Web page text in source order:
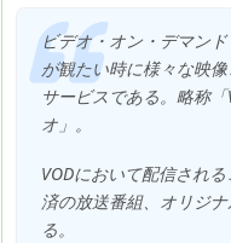
ビデオ・オン・デマン
が観たい時に様々な映
サービスである。略称
オ」。
VODにおいて配信され
済の放送番組、オリジ
る。